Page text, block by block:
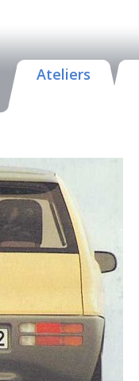
Ateliers